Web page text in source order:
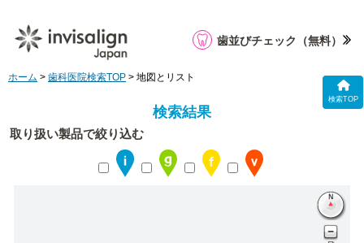
検索TOP
歯並びチェック （無料）
ホーム > 歯科医院検索TOP > 地図とリスト
検索結果
取り扱い製品で絞り込む